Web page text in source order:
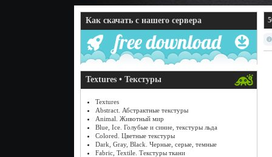
Как скачать с нашего сервера
Textures • Текстуры
Textures
Abstract. Абстрактные текстуры
Animal. Животный мир
Blue, Ice. Голубые и синие, текстуры льда
Colored. Цветные текстуры
Dark, Gray, Black. Черные, серые, темные
Fabric, Textile. Текстуры ткани